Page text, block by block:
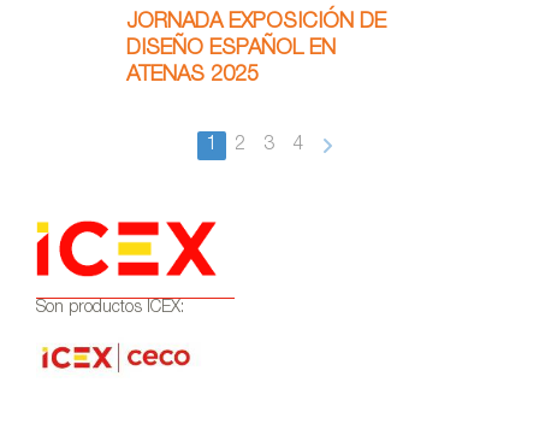
JORNADA EXPOSICIÓN DE
DISEÑO ESPAÑOL EN
ATENAS 2025
1 2 3 4
Son productos ICEX: